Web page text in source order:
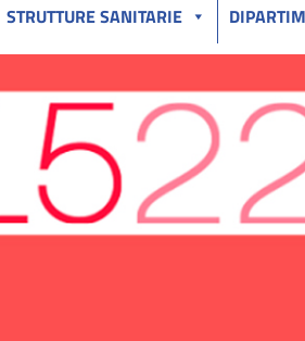
STRUTTURE SANITARIE